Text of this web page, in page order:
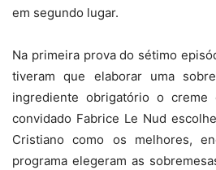
em segundo lugar.
Na primeira prova do sétimo
tiveram que elaborar uma
ingrediente obrigatório o
convidado Fabrice Le Nud
Cristiano como os melhores,
programa elegeram as